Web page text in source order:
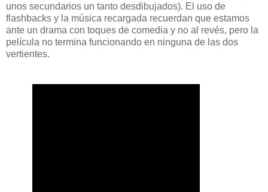
unos secundarios un tanto desdibujados). El uso de
flashbacks y la música recargada recuerdan que estamos
ante un drama con toques de comedia y no al revés, pero la
película no termina funcionando en ninguna de las dos
vertientes.